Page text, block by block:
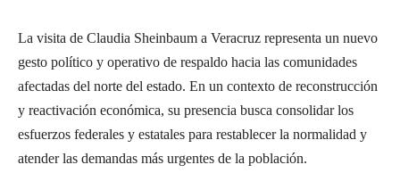
La visita de Claudia Sheinbaum a Veracruz representa un nuevo
gesto político y operativo de respaldo hacia las comunidades
afectadas del norte del estado. En un contexto de reconstrucción
y reactivación económica, su presencia busca consolidar los
esfuerzos federales y estatales para restablecer la normalidad y
atender las demandas más urgentes de la población.